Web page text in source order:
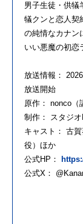
男子生徒・供
犠クンと恋人契
の純情なカナン
いい悪魔の初恋
放送情報：
放送開始
原作： nonco（
制作： スタジオ
キャスト： 古
役）ほか
公式HP：
公式X：